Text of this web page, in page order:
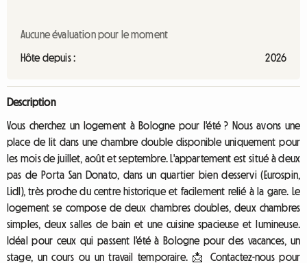
Aucune évaluation pour le moment
Hôte depuis : 2026
Description
Vous cherchez un logement à Bologne pour l'été ? Nous avons une
place de lit dans une chambre double disponible uniquement pour
les mois de juillet, août et septembre. L'appartement est situé à deux
pas de Porta San Donato, dans un quartier bien desservi (Eurospin,
Lidl), très proche du centre historique et facilement relié à la gare. Le
logement se compose de deux chambres doubles, deux chambres
simples, deux salles de bain et une cuisine spacieuse et lumineuse.
Idéal pour ceux qui passent l'été à Bologne pour des vacances, un
stage, un cours ou un travail temporaire. 📩 Contactez-nous pour